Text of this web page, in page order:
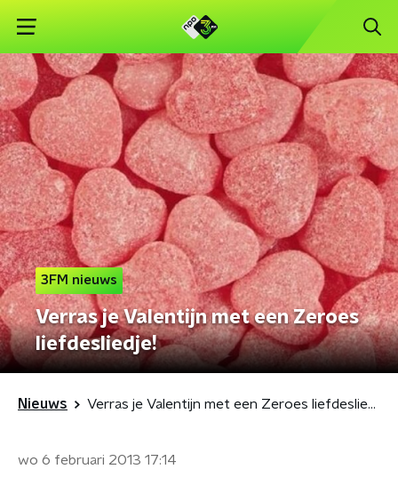
3FM nieuws
Verras je Valentijn met een Zeroes
liefdesliedje!
Nieuws Verras je Valentijn met een Zeroes liefdesliedje!
wo 6 februari 2013 17:14